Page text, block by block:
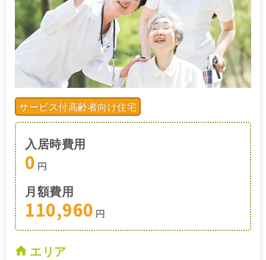
サービス付高齢者向け住宅
入居時費用
0 円
月額費用
110,960 円
エリア